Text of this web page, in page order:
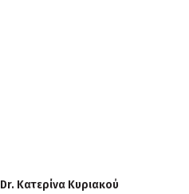
Dr. Κατερίνα Κυριακού